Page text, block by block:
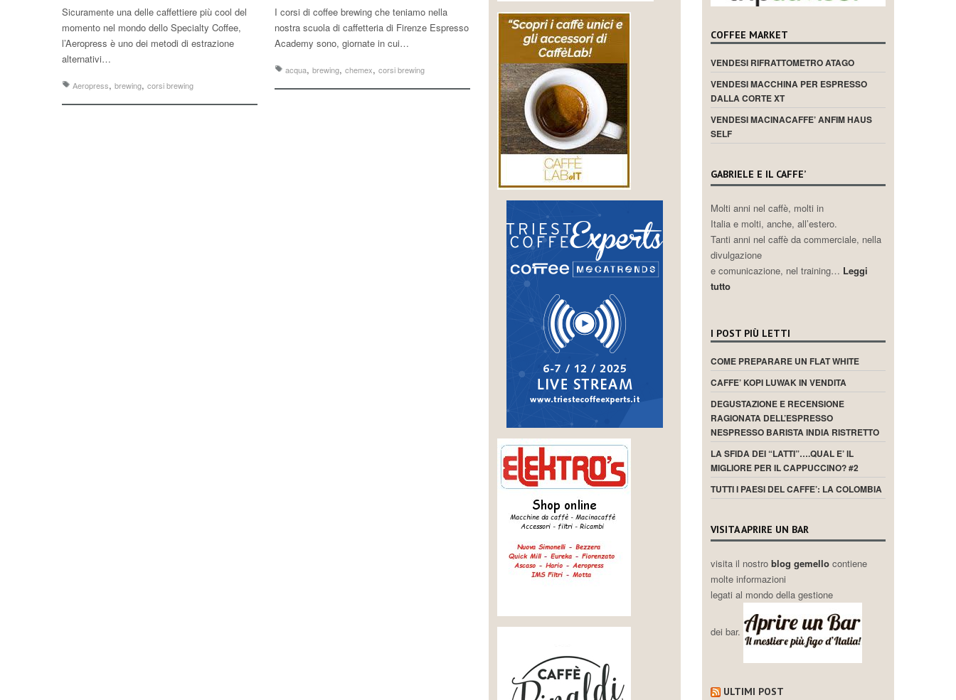
Sicuramente una delle caffettiere più cool del
momento nel mondo dello Specialty Coffee,
l’Aeropress è uno dei metodi di estrazione
alternativi…
Aeropress, brewing, corsi brewing
I corsi di coffee brewing che teniamo nella
nostra scuola di caffetteria di Firenze Espresso
Academy sono, giornate in cui…
acqua, brewing, chemex, corsi brewing
COFFEE MARKET
VENDESI RIFRATTOMETRO ATAGO
VENDESI MACCHINA PER ESPRESSO
DALLA CORTE XT
VENDESI MACINACAFFE’ ANFIM HAUS
SELF
GABRIELE E IL CAFFE’
Molti anni nel caffè, molti in
Italia e molti, anche, all’estero.
Tanti anni nel caffè da commerciale, nella
divulgazione
e comunicazione, nel training… Leggi
tutto
I POST PIÙ LETTI
COME PREPARARE UN FLAT WHITE
CAFFE’ KOPI LUWAK IN VENDITA
DEGUSTAZIONE E RECENSIONE
RAGIONATA DELL’ESPRESSO
NESPRESSO BARISTA INDIA RISTRETTO
LA SFIDA DEI “LATTI”….QUAL E’ IL
MIGLIORE PER IL CAPPUCCINO? #2
TUTTI I PAESI DEL CAFFE’: LA COLOMBIA
VISITA APRIRE UN BAR
visita il nostro blog gemello contiene
molte informazioni
legati al mondo della gestione
dei bar.
ULTIMI POST